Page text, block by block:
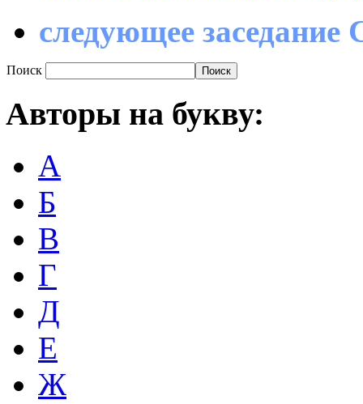
следующее заседание
Поиск
Авторы на букву:
А
Б
В
Г
Д
Е
Ж